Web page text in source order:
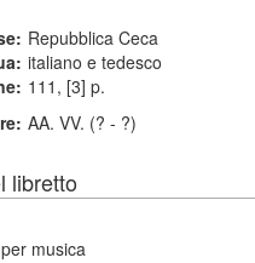
Repubblica Ceca
italiano e tedesco
111, [3] p.
AA. VV. (? - ?)
libretto
musica